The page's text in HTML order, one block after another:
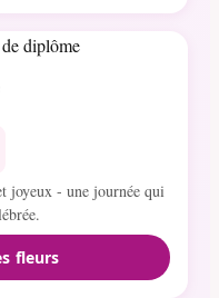
joyeux - une journée qui
fleurs